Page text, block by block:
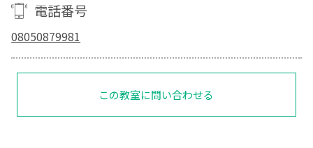
電話番号
08050879981
この教室に問い合わせる